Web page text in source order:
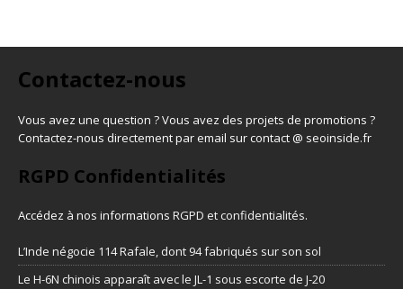
Contactez-nous
Vous avez une question ? Vous avez des projets de promotions ?
Contactez-nous directement par email sur contact @ seoinside.fr
RGPD Confidentialités
Accédez à nos informations RGPD et confidentialités.
L’Inde négocie 114 Rafale, dont 94 fabriqués sur son sol
Le H-6N chinois apparaît avec le JL-1 sous escorte de J-20